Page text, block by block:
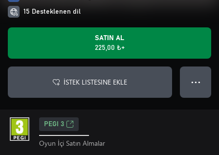
15 Desteklenen dil
SATIN AL
225,00 ₺+
İSTEK LISTESINE EKLE ● ● ●
PEGI 3
Oyun İçi Satın Almalar